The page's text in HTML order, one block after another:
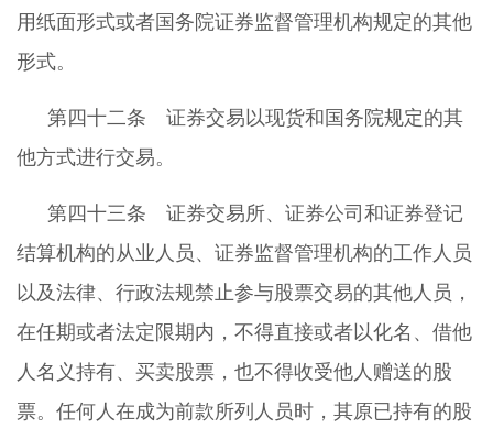
用纸面形式或者国务院证券监督管理机构规定的其他
形式。
第四十二条 证券交易以现货和国务院规定的其
他方式进行交易。
第四十三条 证券交易所、证券公司和证券登记
结算机构的从业人员、证券监督管理机构的工作人员
以及法律、行政法规禁止参与股票交易的其他人员，
在任期或者法定限期内，不得直接或者以化名、借他
人名义持有、买卖股票，也不得收受他人赠送的股
票。任何人在成为前款所列人员时，其原已持有的股